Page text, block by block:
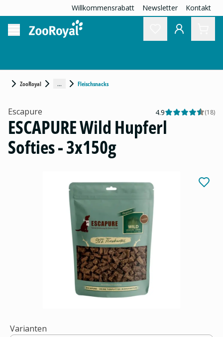
Willkommensrabatt Newsletter Kontakt
ZooRoyal ... Fleischsnacks
Escapure 4.9 (18)
ESCAPURE Wild Hupferl
Softies - 3x150g
Varianten